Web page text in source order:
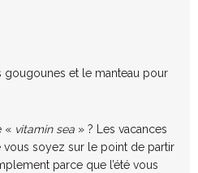
et le manteau pour
« vitamin sea » ? Les vacances
vous soyez sur le point de partir
parce que l’été vous